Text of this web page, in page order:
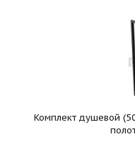
Комплект душевой